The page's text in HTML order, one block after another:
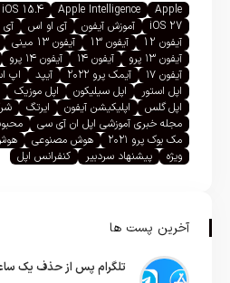
Apple
Apple Intelligence
iOS 15.4
iOS 27
آموزش آیفون آی او اس آی
آیفون 12
آیفون 13 آیفون 13 مینی
آیفون ۱۳ پرو
آیفون ۱۴ آیفون ۱۴ پرو
آیفون ۱۷
آیمک پرو ۲۰۲۲ آیپد اپ
اپل استور
اپل سیلیکون اپل موزیک
اپل گلس
اپلیکیشن آیفون ایرتگ
مجله خبری آموزشی اپل ان آی سی
مک بوک پرو ۲۰۲۱
هوش مصنوعی
ویژه
پیشنهاد سردبیر کنفرانس اپل
آخرین پست ها
تلگرام پس از حذف یک